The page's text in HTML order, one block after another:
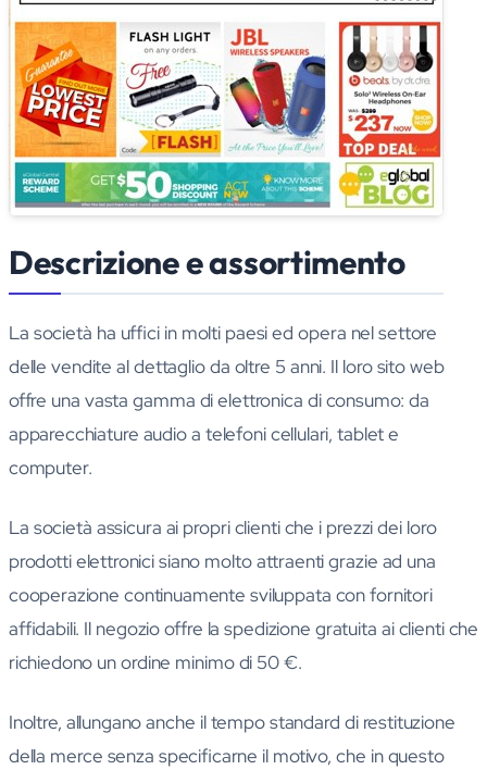
Descrizione e assortimento
La società ha uffici in molti paesi ed opera nel settore
delle vendite al dettaglio da oltre 5 anni. Il loro sito web
offre una vasta gamma di elettronica di consumo: da
apparecchiature audio a telefoni cellulari, tablet e
computer.
La società assicura ai propri clienti che i prezzi dei loro
prodotti elettronici siano molto attraenti grazie ad una
cooperazione continuamente sviluppata con fornitori
affidabili. Il negozio offre la spedizione gratuita ai clienti che
richiedono un ordine minimo di 50 €.
Inoltre, allungano anche il tempo standard di restituzione
della merce senza specificarne il motivo, che in questo